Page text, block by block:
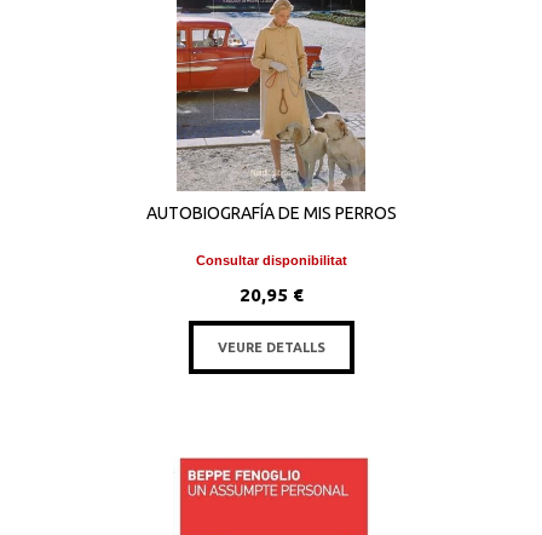
AUTOBIOGRAFÍA DE MIS PERROS
Consultar disponibilitat
20,95 €
VEURE DETALLS